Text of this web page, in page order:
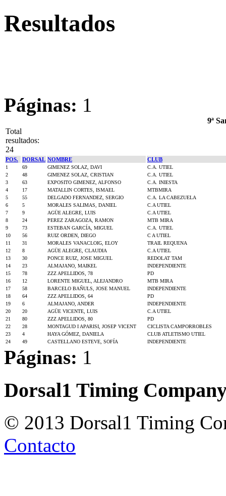
Resultados
Páginas: 1
9ª
Total
resultados:
24
POS. DORSAL NOMBRE CLUB
1 69 GIMENEZ SOLAZ, DAVI
C.A. UTIEL
2
48 GIMENEZ SOLAZ, CRISTIAN
C.A. UTIEL
3
63 EXPOSITO GIMENEZ, ALFONSO
C.A. INIESTA
4
17 MATALLIN CORTES, ISMAEL
MTBMIRA
5
55 DELGADO FERNANDEZ, SERGIO
C.A. LA CABEZUELA
6
5 MORALES SALIMAS, DANIEL
C.A UTIEL
7
9 AGÜE ALEGRE, LUIS
C.A UTIEL
8
24 PEREZ ZARAGOZA, RAMON
MTB MIRA
9
73 ESTEBAN GARCÍA, MIGUEL
C.A. UTIEL
10
56 RUIZ ORDEN, DIEGO
C A UTIEL
11
31 MORALES VANACLOIG, ELOY
TRAIL REQUENA
12
8 AGÜE ALEGRE, CLAUDIA
C.A UTIEL
13
30 PONCE RUIZ, JOSE MIGUEL
REDOLAT TAM
14
23 ALMAJANO, MAIKEL
INDEPENDIENTE
15
78 ZZZ APELLIDOS, 78
PD
16
12 LORENTE MIGUEL, ALEJANDRO
MTB MIRA
17
58 BARCELO BAÑULS, JOSE MANUEL
INDEPENDIENTE
18
64 ZZZ APELLIDOS, 64
PD
19
6 ALMAJANO, ANDER
INDEPENDIENTE
20
20 AGÜE VICENTE, LUIS
C.A UTIEL
21
80 ZZZ APELLIDOS, 80
PD
22
28 MONTAGUD I APARISI, JOSEP VICENT
CICLISTA CAMPORROBLES
23
4 HAYA GÓMEZ, DANIELA
CLUB ATLETISMO UTIEL
24
49 CASTELLANO ESTEVE, SOFÍA INDEPENDIENTE
Páginas: 1
Dorsal1 Timing
© 2013 Dorsal1 Timing
Contacto